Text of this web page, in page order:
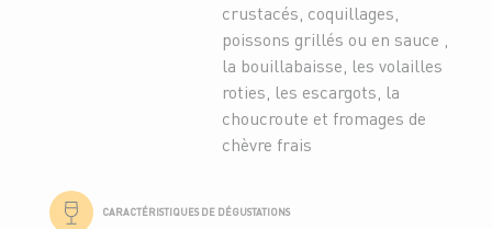
crustacés, coquillages,
poissons grillés ou en sauce ,
la bouillabaisse, les volailles
roties, les escargots, la
choucroute et fromages de
chèvre frais
CARACTÉRISTIQUES DE DÉGUSTATIONS